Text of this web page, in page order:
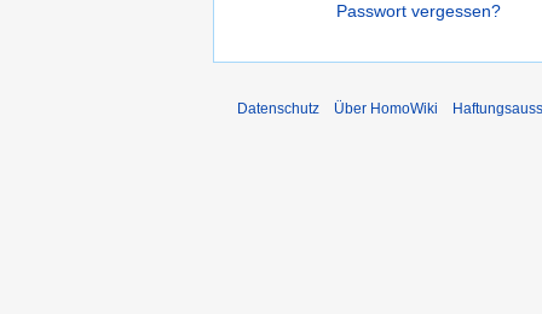
Passwort vergessen?
Datenschutz Über HomoWiki